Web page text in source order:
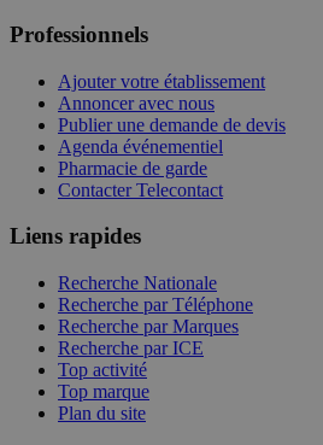
Professionnels
Ajouter votre établissement
Annoncer avec nous
Publier une demande de devis
Agenda événementiel
Pharmacie de garde
Contacter Telecontact
Liens rapides
Recherche Nationale
Recherche par Téléphone
Recherche par Marques
Recherche par ICE
Top activité
Top marque
Plan du site